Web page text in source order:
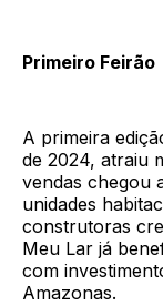
Primeiro Feirão
A primeira
de 2024, atraiu
vendas chegou
unidades
construtoras
Meu Lar já
com
Amazonas.